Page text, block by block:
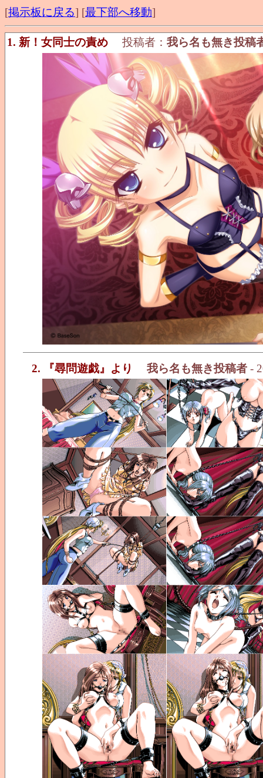
[掲示板に戻る] [最下部へ移動]
1. 新！女同士の責め 投稿者： 我ら名も無き投稿
2. 『尋問遊戯』より 我ら名も無き投稿者 -